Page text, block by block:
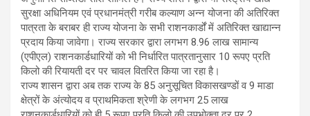
सुरक्षा अधिनियम एवं प्रधानमंत्री गरीब कल्याण अन्न योजना की अतिरिक्त
पात्रता के बराबर ही राज्य योजना के सभी राशनकार्डों में अतिरिक्त खाद्यान्न
प्रदाय किया जावेगा। राज्य सरकार द्वारा लगभग 8.96 लाख सामान्य
(एपीएल) राशनकार्डधारियों को भी निर्धारित पात्रतानुसार 10 रूपए प्रति
किलो की रियायती दर पर चावल वितरित किया जा रहा है।
राज्य शासन द्वारा अब तक राज्य के 85 अनुसूचित विकासखण्डों व 9 माडा
क्षेत्रों के अंत्योदय व प्राथमिकता श्रेणी के लगभग 25 लाख